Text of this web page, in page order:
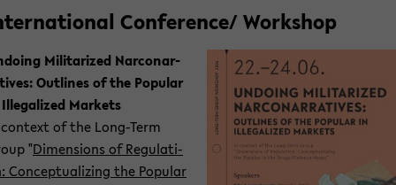
Con­fe­rence/ Work­shop
Mi­li­ta­ri­zed Nar­co­nar­
Out­lines of the Po­pu­lar
Mar­kets
of the Long-​Term
"Di­men­si­ons of Re­gu­la­ti­
Con­cep­tua­li­zing the Po­pu­lar